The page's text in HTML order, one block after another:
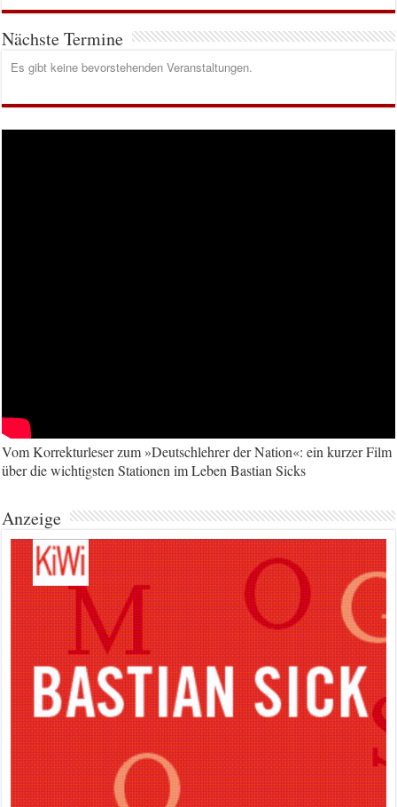
Nächste Termine
Es gibt keine bevorstehenden Veranstaltungen.
Vom Korrekturleser zum »Deutschlehrer der Nation«: ein kurzer Film
über die wichtigsten Stationen im Leben Bastian Sicks
Anzeige